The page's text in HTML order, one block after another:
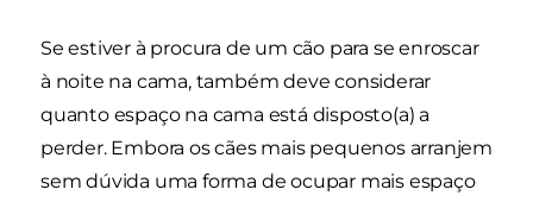
Se estiver à procura de um cão para se enroscar
à noite na cama, também deve considerar
quanto espaço na cama está disposto(a) a
perder. Embora os cães mais pequenos arranjem
sem dúvida uma forma de ocupar mais espaço